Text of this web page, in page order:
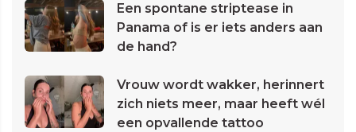
Een spontane striptease in
Panama of is er iets anders aan
de hand?
Vrouw wordt wakker, herinnert
zich niets meer, maar heeft wél
een opvallende tattoo